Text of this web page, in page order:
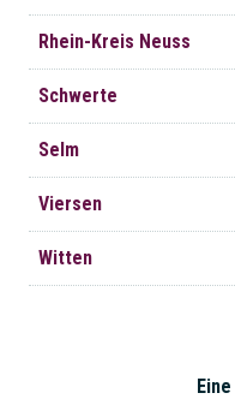
Rhein-Kreis Neuss
Schwerte
Selm
Viersen
Witten